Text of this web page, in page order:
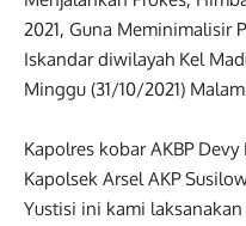
2021, Guna Meminimalisir
Iskandar diwilayah Kel
Minggu (31/10/2021)
Kapolres kobar AKBP
Kapolsek Arsel AKP
Yustisi ini kami